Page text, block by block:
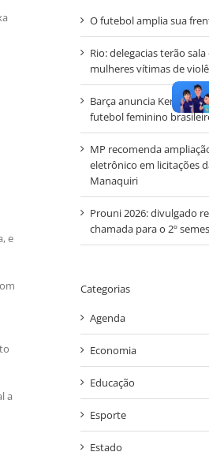
e
a
O futebol amplia sua
Rio: delegacias terão
mulheres vítimas de
Barça anuncia Kerolin
futebol feminino
MP recomenda
eletrônico em licitações
Manaquiri
Prouni 2026: divulgado
chamada para o 2º
Categorias
Agenda
Economia
Educação
Esporte
Estado